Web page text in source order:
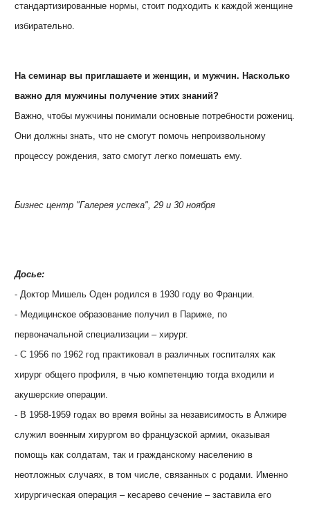
стандартизированные нормы, стоит подходить к каждой женщине
избирательно.
На семинар вы приглашаете и женщин, и мужчин. Насколько
важно для мужчины получение этих знаний?
Важно, чтобы мужчины понимали основные потребности рожениц.
Они должны знать, что не смогут помочь непроизвольному
процессу рождения, зато смогут легко помешать ему.
Бизнес центр "Галерея успеха", 29 и 30 ноября
Досье:
- Доктор Мишель Оден родился в 1930 году во Франции.
- Медицинское образование получил в Париже, по
первоначальной специализации – хирург.
- С 1956 по 1962 год практиковал в различных госпиталях как
хирург общего профиля, в чью компетенцию тогда входили и
акушерские операции.
- В 1958-1959 годах во время войны за независимость в Алжире
служил военным хирургом во французской армии, оказывая
помощь как солдатам, так и гражданскому населению в
неотложных случаях, в том числе, связанных с родами. Именно
хирургическая операция – кесарево сечение – заставила его